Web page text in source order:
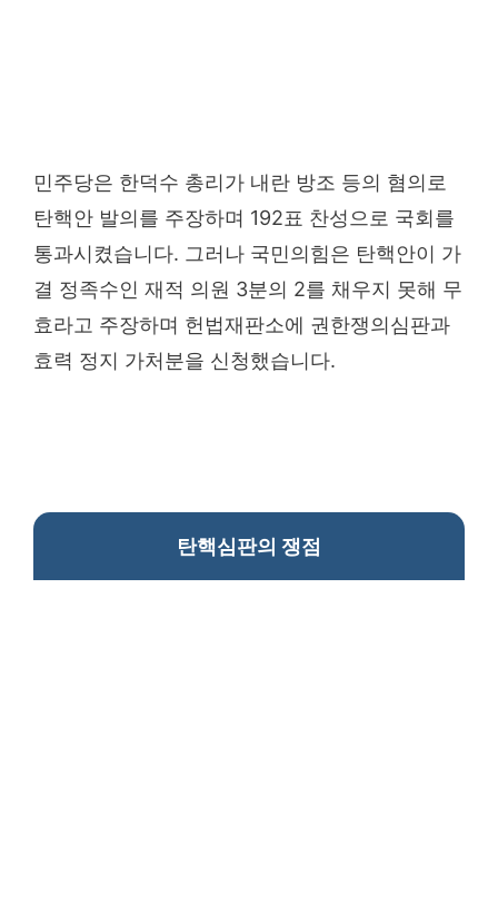
민주당은 한덕수 총리가 내란 방조 등의 혐의로
탄핵안 발의를 주장하며 192표 찬성으로 국회를
통과시켰습니다. 그러나 국민의힘은 탄핵안이 가
결 정족수인 재적 의원 3분의 2를 채우지 못해 무
효라고 주장하며 헌법재판소에 권한쟁의심판과
효력 정지 가처분을 신청했습니다.
탄핵심판의 쟁점